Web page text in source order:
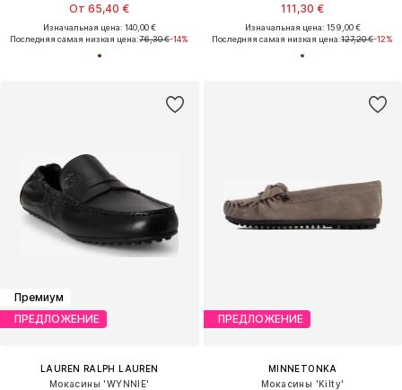
От 65,40 €
Изначальная цена: 140,00 €
Последняя самая низкая цена:76,30 €-14%
111,30 €
Изначальная цена: 159,00 €
Последняя самая низкая цена:127,20 €-12%
Премиум
ПРЕДЛОЖЕНИЕ
LAUREN RALPH LAUREN
Мокасины 'WYNNIE'
ПРЕДЛОЖЕНИЕ
MINNETONKA
Мокасины 'Kilty'